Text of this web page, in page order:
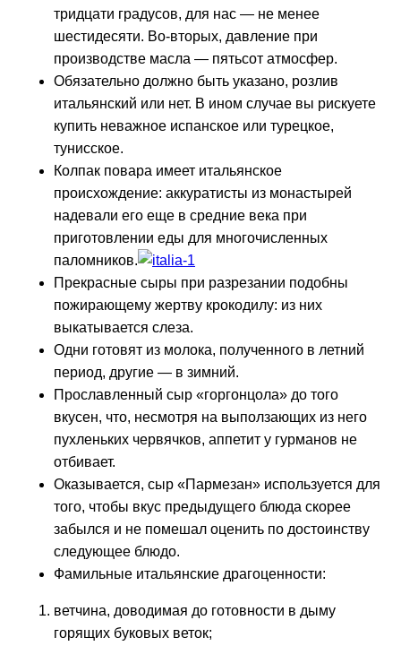
тридцати градусов, для нас — не менее
шестидесяти. Во-вторых, давление при
производстве масла — пятьсот атмосфер.
Обязательно должно быть указано, розлив
итальянский или нет. В ином случае вы рискуете
купить неважное испанское или турецкое,
тунисское.
Колпак повара имеет итальянское
происхождение: аккуратисты из монастырей
надевали его еще в средние века при
приготовлении еды для многочисленных
паломников.
Прекрасные сыры при разрезании подобны
пожирающему жертву крокодилу: из них
выкатывается слеза.
Одни готовят из молока, полученного в летний
период, другие — в зимний.
Прославленный сыр «горгонцола» до того
вкусен, что, несмотря на выползающих из него
пухленьких червячков, аппетит у гурманов не
отбивает.
Оказывается, сыр «Пармезан» используется для
того, чтобы вкус предыдущего блюда скорее
забылся и не помешал оценить по достоинству
следующее блюдо.
Фамильные итальянские драгоценности:
ветчина, доводимая до готовности в дыму
горящих буковых веток;